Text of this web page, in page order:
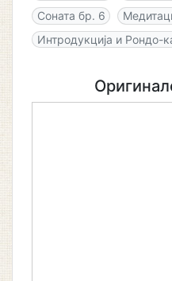
Соната бр. 6
Интродукција и Рондо-